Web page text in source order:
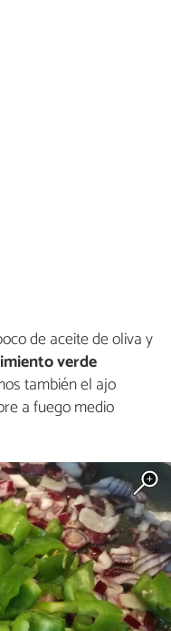
de aceite de oliva y
verde
también el ajo
a fuego medio